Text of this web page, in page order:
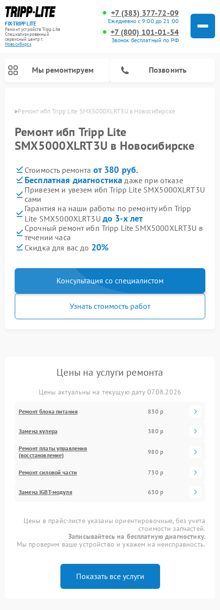
FIX-TRIPP LITE
Ремонт устройств Tripp Lite
Специализированный
cервисный центр г.
Новосибирск
+7 (383) 377-72-09
Ежедневно с 9:00 до 21:00
+7 (800) 101-01-54
Звонок бесплатный по РФ
Мы ремонтируем Позвонить
Ремонт ибп Tripp Lite SMX5000XLRT3U в Новосибирске
Ремонт ибп Tripp Lite
SMX5000XLRT3U в Новосибирске
Стоимость ремонта от 380 руб.
Бесплатная диагностика даже при отказе
Привезем и увезем ибп Tripp Lite SMX5000XLRT3U
сами
Гарантия на наши работы по ремонту ибп Tripp
Lite SMX5000XLRT3U до 3-х лет
Срочный ремонт ибп Tripp Lite SMX5000XLRT3U в
течении часа
Скидка для вас до 20%
Консультация со специалистом
Узнать стоимость работ
Цены на услуги ремонта
Цены актуальны на текущую дату 07.08.2026
Ремонт блока питания 830 р
Замена кулера 380 р
Ремонт платы управления
(восстановление)
980 р
Ремонт силовой части 730 р
Замена IGBT-модуля 630 р
Цены в прайс-листе указаны ориентировочные, без учета
стоимости запчастей.
Записывайтесь на бесплатную диагностику.
Мы проверим ваше устройство и укажем на неисправность.
Показать все услуги